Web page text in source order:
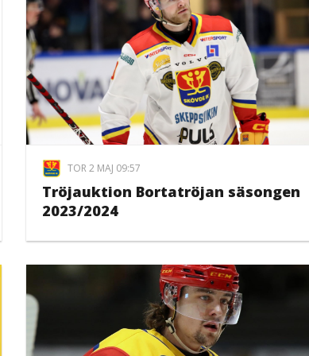
TOR 2 MAJ 09:57
Tröjauktion Bortatröjan säsongen
2023/2024